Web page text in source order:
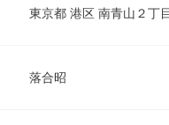
東京都 港区 南青山２丁
落合昭